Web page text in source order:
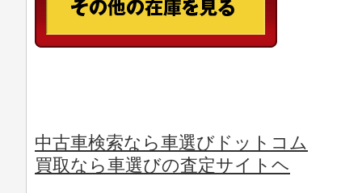
中古車検索なら車選びドットコム
買取なら車選びの査定サイトヘ